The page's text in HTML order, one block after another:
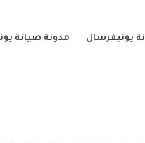
يونيفرسال مدونة صيانة